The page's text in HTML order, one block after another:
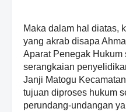
Maka dalam hal diatas,
yang akrab disapa
Aparat Penegak Hukum
serangkaian
Janji Matogu
tujuan diproses hukum
perundang-undangan